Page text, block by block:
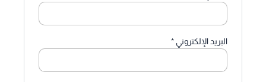
البريد الإلكتروني*